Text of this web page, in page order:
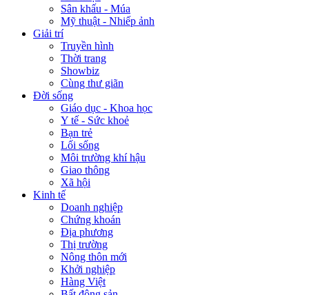
Sân khấu - Múa
Mỹ thuật - Nhiếp ảnh
Giải trí
Truyền hình
Thời trang
Showbiz
Cùng thư giãn
Đời sống
Giáo dục - Khoa học
Y tế - Sức khoẻ
Bạn trẻ
Lối sống
Môi trường khí hậu
Giao thông
Xã hội
Kinh tế
Doanh nghiệp
Chứng khoán
Địa phương
Thị trường
Nông thôn mới
Khởi nghiệp
Hàng Việt